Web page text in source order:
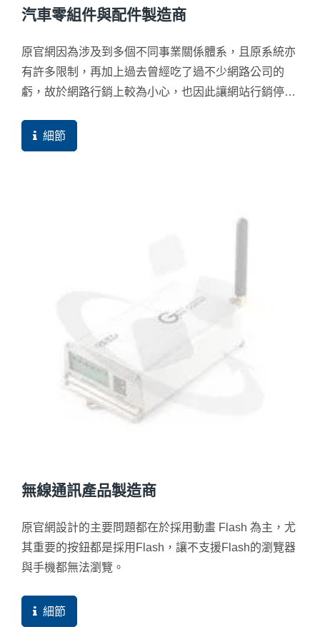
汽車零組件與配件製造商
原官網因為涉及到多個不同事業關係體系，且原系統亦
有許多限制，再加上過去曾經吃了過不少網路公司的
虧，故於網路行銷上較為小心，也因此讓網站行銷停滯
細節
無線通訊產品製造商
原官網設計的主要問題都在於採用動畫 Flash 為主，尤
其重要的按鈕都是採用Flash，讓不支援Flash的瀏覽器
與手機都無法瀏覽。
細節